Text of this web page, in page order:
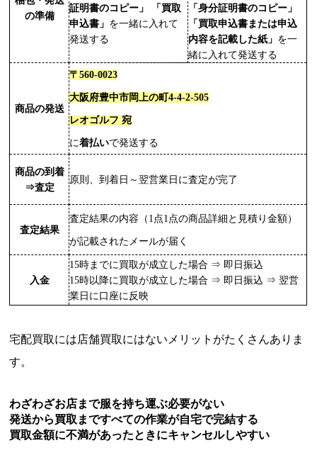
の準備
証明書のコピー」 「買取
申込書」 を一緒に入れて
発送する
「身分証明書のコピー」
「買取申込書または申込
内容を記載した紙」 を一
緒に入れて発送する
商品の発送
〒560-0023
大阪府豊中市岡上の町4-4-2-505
レオゴルフ 宛
に着払いで発送する
商品の到着
⇒査定
原則、到着日～翌営業日に査定が完了
査定結果
査定結果の内容（1点1点の商品詳細と見積り金額）
が記載されたメールが届く
入金
15時までに買取が成立した場合 ⇒ 即日振込
15時以降に買取が成立した場合 ⇒ 即日振込 ⇒ 翌営
業日に口座に反映
宅配買取には店舗買取にはないメリットがたくさんありま
す。
わざわざお店まで服を持ち運ぶ必要がない
発送から買取まですべての作業が自宅で完結する
買取金額に不満があったときにキャンセルしやすい